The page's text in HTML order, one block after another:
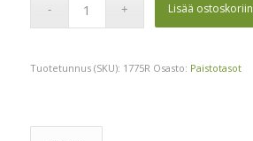
Lisää ostoskoriin
Tuotetunnus (SKU): 1775R Osasto: Paistotasot